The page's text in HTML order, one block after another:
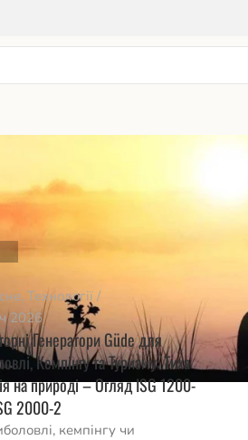
, Технології
2026
Генератори Güde для
Кемпінгу та Туризму: Тиха
на природі – Огляд ISG 1200-
2000-2
кемпінгу чи